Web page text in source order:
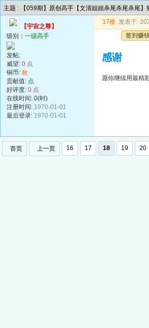
主题 : 【059期】原创高手【文清姐姐杀尾杀尾杀尾】
【宇宙之尊】
级别： 一级高手
发帖:
威望: 0 点
铜币: 枚
贡献值: 点
好评度: 0 点
在线时间: 0(时)
注册时间: 1970-01-01
最后登录: 1970-01-01
17楼 发表于:
签到赚
感谢
愿你继续用最精
首页 上一页 16 17 18 19 20